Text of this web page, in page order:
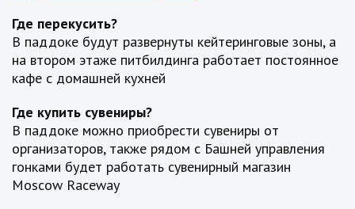
Где перекусить?
В паддоке будут развернуты кейтеринговые зоны, а
на втором этаже питбилдинга работает постоянное
кафе с домашней кухней
Где купить сувениры?
В паддоке можно приобрести сувениры от
организаторов, также рядом с Башней управления
гонками будет работать сувенирный магазин
Moscow Raceway